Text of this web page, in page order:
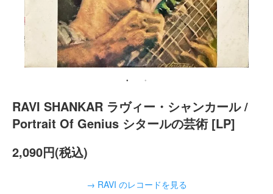
RAVI SHANKAR ラヴィー・シャンカール /
Portrait Of Genius シタールの芸術 [LP]
2,090円(税込)
→ RAVI のレコードを見る